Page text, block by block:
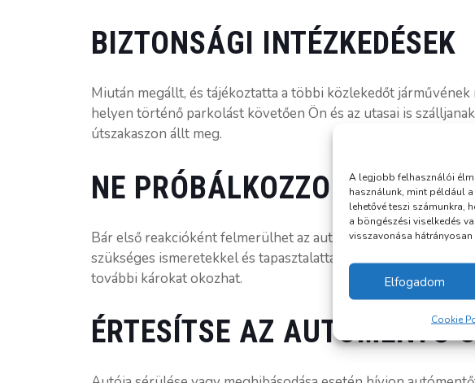
A legjobb felhasználói
használunk, mint például
lehetővé teszi számunkra,
a böngészési viselkedés
visszavonása
Elfogadom
Cookie
BIZTONSÁGI INTÉZKEDÉSEK
Miután megállt, és tájékoztatta a többi közlekedőt járművének
helyen történő parkolást követően Ön és az utasai is
útszakaszon állt meg.
NE PRÓBÁLKOZZON AZ
Bár első reakcióként felmerülhet az autó saját kezű javításának
szükséges ismeretekkel és tapasztalattal, bízza a szakértőkre.
további károkat okozhat.
ÉRTESÍTSE AZ AUTÓMENTŐ